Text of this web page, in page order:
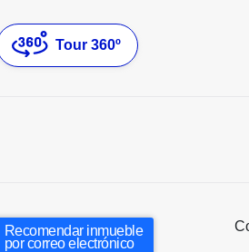
Tour 360º
Recomendar inmueble
por correo electrónico